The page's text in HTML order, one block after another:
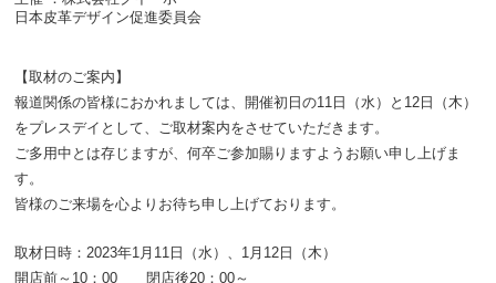
日本皮革デザイン促進委員会
【取材のご案内】
報道関係の皆様におかれましては、開催初日の11日（水）と12日（木）
をプレスデイとして、ご取材案内をさせていただきます。
ご多用中とは存じますが、何卒ご参加賜りますようお願い申し上げま
す。
皆様のご来場を心よりお待ち申し上げております。
取材日時：2023年1月11日（水）、1月12日（木）
開店前～10：00 閉店後20：00～